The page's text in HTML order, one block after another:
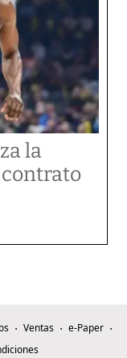
la
Ventas
e-Paper